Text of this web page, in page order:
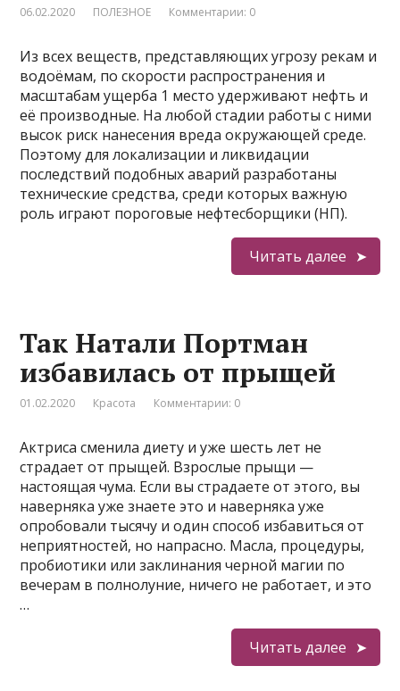
06.02.2020 ПОЛЕЗНОЕ Комментарии: 0
Из всех веществ, представляющих угрозу рекам и
водоёмам, по скорости распространения и
масштабам ущерба 1 место удерживают нефть и
её производные. На любой стадии работы с ними
высок риск нанесения вреда окружающей среде.
Поэтому для локализации и ликвидации
последствий подобных аварий разработаны
технические средства, среди которых важную
роль играют пороговые нефтесборщики (НП).
Читать далее
Так Натали Портман
избавилась от прыщей
01.02.2020 Красота Комментарии: 0
Актриса сменила диету и уже шесть лет не
страдает от прыщей. Взрослые прыщи —
настоящая чума. Если вы страдаете от этого, вы
наверняка уже знаете это и наверняка уже
опробовали тысячу и один способ избавиться от
неприятностей, но напрасно. Масла, процедуры,
пробиотики или заклинания черной магии по
вечерам в полнолуние, ничего не работает, и это
…
Читать далее